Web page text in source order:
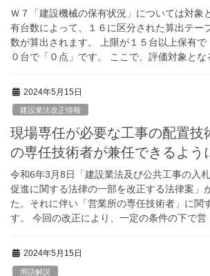
Ｗ７「建設機械の保有状況」については対象
有台数によって、１６に区分された算出テー
数が算出されます。 上限が１５台以上保有
０台で「０点」です。 ここで、評価対象と
2024年5月15日
建設業法改正情報
現場専任が必要な工事の配置技
の専任技術者が兼任できるよう
令和6年3月8日「建設業法及び公共工事の入
促進に関する法律の一部を改正する法律案」
た。それに伴い「営業所の専任技術者」に関
す。 今回の改正により、一定の条件の下で
2024年5月15日
用語解説